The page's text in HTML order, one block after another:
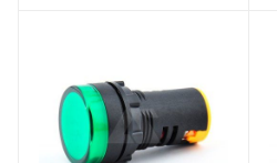
123
Тип напряжения
VAC/DC